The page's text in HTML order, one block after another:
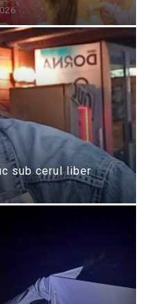
sub cerul liber